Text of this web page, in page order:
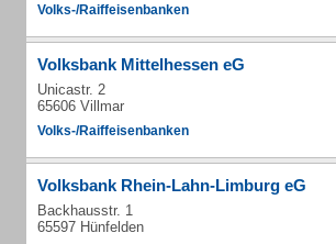
Volks-/Raiffeisenbanken
Volksbank Mittelhessen eG
Unicastr. 2
65606 Villmar
Volks-/Raiffeisenbanken
Volksbank Rhein-Lahn-Limburg eG
Backhausstr. 1
65597 Hünfelden